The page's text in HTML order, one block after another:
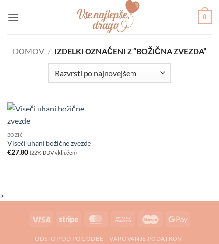
0
DOMOV / IZDELKI OZNAČENI Z “BOŽIČNA ZVEZDA”
BOŽIČ
Viseči uhani božične zvezde
€27,80 (22% DDV vključen)
>
Visa Stripe MasterCardBank
Maestro Google
ODSTOP OD POGODBE
VAROVANJE PODATKOV